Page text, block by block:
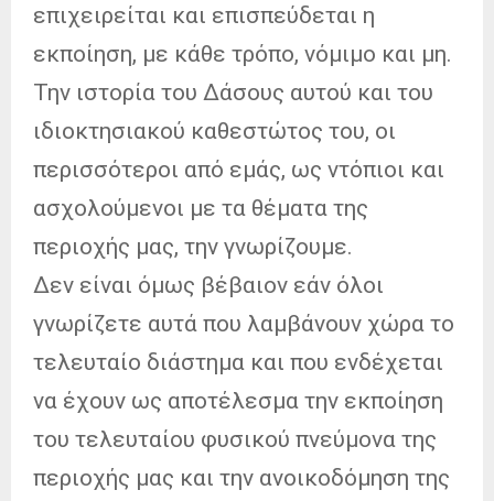
επιχειρείται και επισπεύδεται η
εκποίηση, με κάθε τρόπο, νόμιμο και μη.
Την ιστορία του Δάσους αυτού και του
ιδιοκτησιακού καθεστώτος του, οι
περισσότεροι από εμάς, ως ντόπιοι και
ασχολούμενοι με τα θέματα της
περιοχής μας, την γνωρίζουμε.
Δεν είναι όμως βέβαιον εάν όλοι
γνωρίζετε αυτά που λαμβάνουν χώρα το
τελευταίο διάστημα και που ενδέχεται
να έχουν ως αποτέλεσμα την εκποίηση
του τελευταίου φυσικού πνεύμονα της
περιοχής μας και την ανοικοδόμηση της